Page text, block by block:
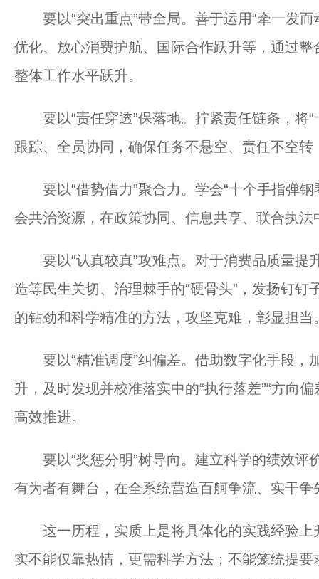
要以“突出重点”带全局。善于运用“牵一发而
优化、放心消费护航、国际合作跃升等，通过
整体工作水平跃升。
要以“责任穿透”保落地。拧紧责任链条，将“
跟踪、全员协同，确保任务不悬空、责任不空转
要以“借势借力”聚合力。学会“十个手指弹钢
会共治资源，在政策协同、信息共享、联合执
要以“认真较真”攻难点。对于消费品质量提
造等民生关切、治理棘手的“硬骨头”，发扬钉
的钻劲和科学精准的方法，攻坚克难，彰显担当
要以“精准调度”纠偏差。借助数字化手段，
升，及时发现并校准落实中的“执行落差”“方向
高效推进。
要以“奖惩分明”树导向。建立科学的绩效评
有为者有舞台，在全系统营造百舸争流、实干争
这一历程，实质上是将具体化的实践经验上
实不能仅靠热情，更需科学方法；不能笼统提